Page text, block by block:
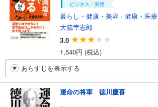
ビジネス・実用
暮らし・健康・美容 / 健康・医療
大脇幸志郎
3.0
1,540円 (税込)
あらすじを表示する
運命の将軍 徳川慶喜